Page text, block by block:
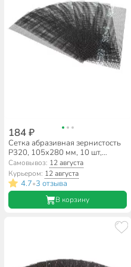
184 ₽
Сетка абразивная зернистость
P320, 105х280 мм, 10 шт,
РемоКолор, 31-8-132
Самовывоз: 12 августа
Курьером: 12 августа
4.7•3 отзыва
В корзину